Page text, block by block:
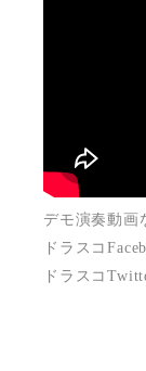
デモ演奏動画
ドラスコ
ドラスコ